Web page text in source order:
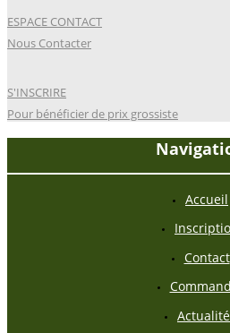
ESPACE CONTACT
Nous Contacter
S'INSCRIRE
Pour bénéficier de prix grossiste
Accueil
Contact